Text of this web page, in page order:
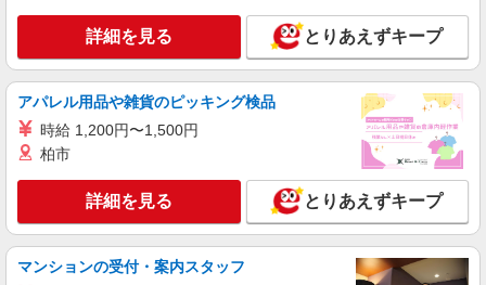
キープ 詳細を見る
派遣社員
パーソルエクセルHRパートナーズ株式会社
コールセンターSV業務と一般事務
時給1,750円〜1,800円（経験・能力による）
※当社規定あり
東京都港区／最寄駅：新橋駅
キープ 詳細を見る
詳細を見る とりあえずキープ
アパレル用品や雑貨のピッキング検品
時給 1,200円〜1,500円
柏市
詳細を見る とりあえずキープ
マンションの受付・案内スタッフ